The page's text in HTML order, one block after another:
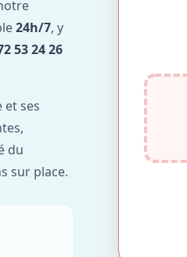
24h/7, y
53 24 26
et ses
du
sur place.